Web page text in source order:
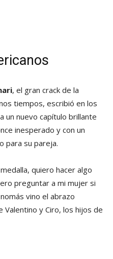
, el gran crack de la
tiempos, escribió en los
un nuevo capítulo brillante
inesperado y con un
para su pareja.
quiero hacer algo
preguntar a mi mujer si
vino el abrazo
Valentino y Ciro, los hijos de